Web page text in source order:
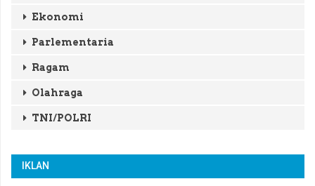
Ekonomi
Parlementaria
Ragam
Olahraga
TNI/POLRI
IKLAN